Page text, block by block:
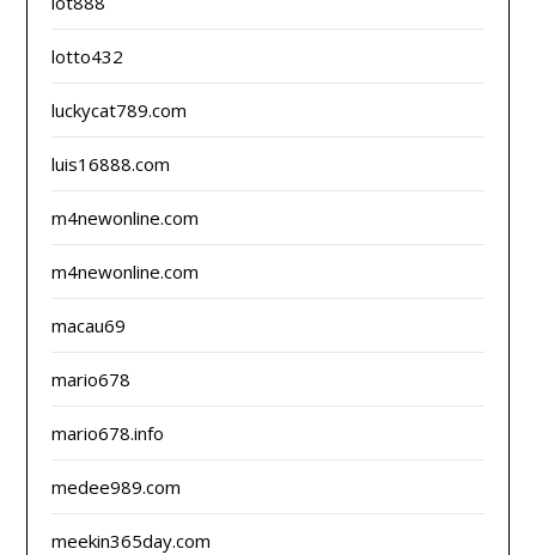
lotto432
luckycat789.com
luis16888.com
m4newonline.com
m4newonline.com
macau69
mario678
mario678.info
medee989.com
meekin365day.com